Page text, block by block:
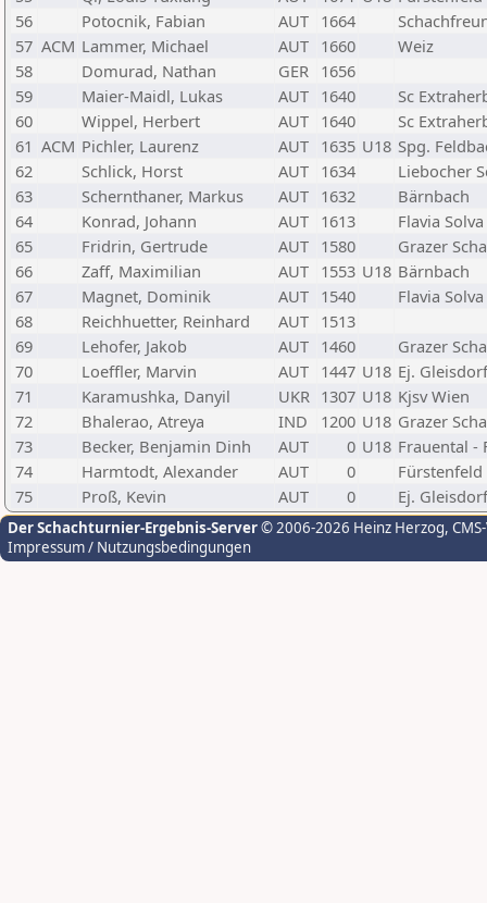
56
Potocnik, Fabian AUT 1664
57 ACM Lammer, Michael AUT 1660
Weiz
58
Domurad, Nathan GER 1656
59
Maier-Maidl, Lukas AUT 1640
Sc
60
Wippel, Herbert AUT 1640
Sc
61 ACM Pichler, Laurenz AUT 1635 U18 Spg.
62
Schlick, Horst AUT 1634
Liebocher
63
Schernthaner, Markus AUT 1632
Bärnbach
64
Konrad, Johann AUT 1613
Flavia Solva
65
Fridrin, Gertrude AUT 1580
Grazer
66
Zaff, Maximilian AUT 1553 U18 Bärnbach
67
Magnet, Dominik AUT 1540
Flavia Solva
68
Reichhuetter, Reinhard AUT 1513
69
Lehofer, Jakob AUT 1460
Grazer
70
Loeffler, Marvin AUT 1447 U18 Ej. Gleisdorf
71
Karamushka, Danyil UKR 1307 U18 Kjsv Wien
72
Bhalerao, Atreya IND 1200 U18 Grazer
73
Becker, Benjamin Dinh AUT 0 U18 Frauental -
74
Harmtodt, Alexander AUT 0
Fürstenfeld
75
Proß, Kevin AUT 0 Ej. Gleisdorf
Der Schachturnier-Ergebnis-Server© 2006-2026 Heinz Herzog,
Impressum / Nutzungsbedingungen